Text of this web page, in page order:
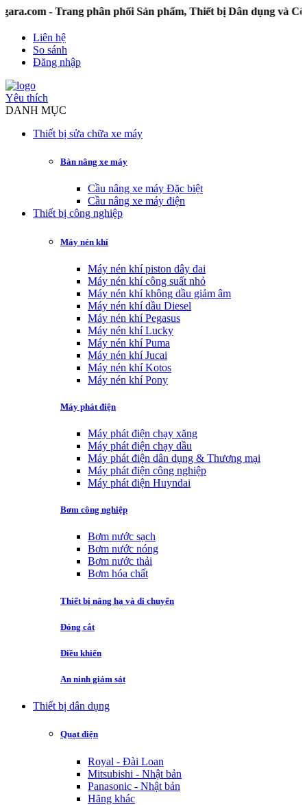
Trang phân phối Sản phẩm, Thiết bị Dân dụng và Công
Liên hệ
So sánh
Đăng nhập
Yêu thích
DANH MỤC
Thiết bị sửa chữa xe máy
Bàn nâng xe máy
Cầu nâng xe máy Đặc biệt
Cầu nâng xe máy điện
Thiết bị công nghiệp
Máy nén khí
Máy nén khí piston dây đai
Máy nén khí công suất nhỏ
Máy nén khí không dầu giảm âm
Máy nén khí dầu Diesel
Máy nén khí Pegasus
Máy nén khí Lucky
Máy nén khí Puma
Máy nén khí Jucai
Máy nén khí Kotos
Máy nén khí Pony
Máy phát điện
Máy phát điện chạy xăng
Máy phát điện chạy dầu
Máy phát điện dân dụng & Thương mại
Máy phát điện công nghiệp
Máy phát điện Huyndai
Bơm công nghiệp
Bơm nước sạch
Bơm nước nóng
Bơm nước thải
Bơm hóa chất
Thiết bị nâng hạ và di chuyển
Đóng cắt
Điều khiển
An ninh giám sát
Thiết bị dân dụng
Quạt điện
Royal - Đài Loan
Mitsubishi - Nhật bản
Panasonic - Nhật bản
Hãng khác